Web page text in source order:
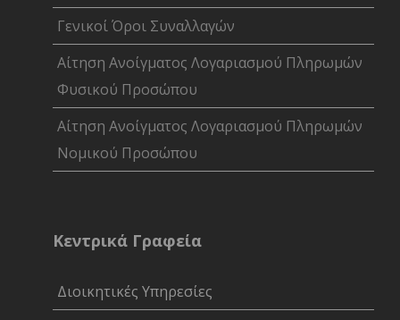
Γενικοί Όροι Συναλλαγών
Αίτηση Ανοίγματος Λογαριασμού Πληρωμών
Φυσικού Προσώπου
Αίτηση Ανοίγματος Λογαριασμού Πληρωμών
Νομικού Προσώπου
Κεντρικά Γραφεία
Διοικητικές Υπηρεσίες